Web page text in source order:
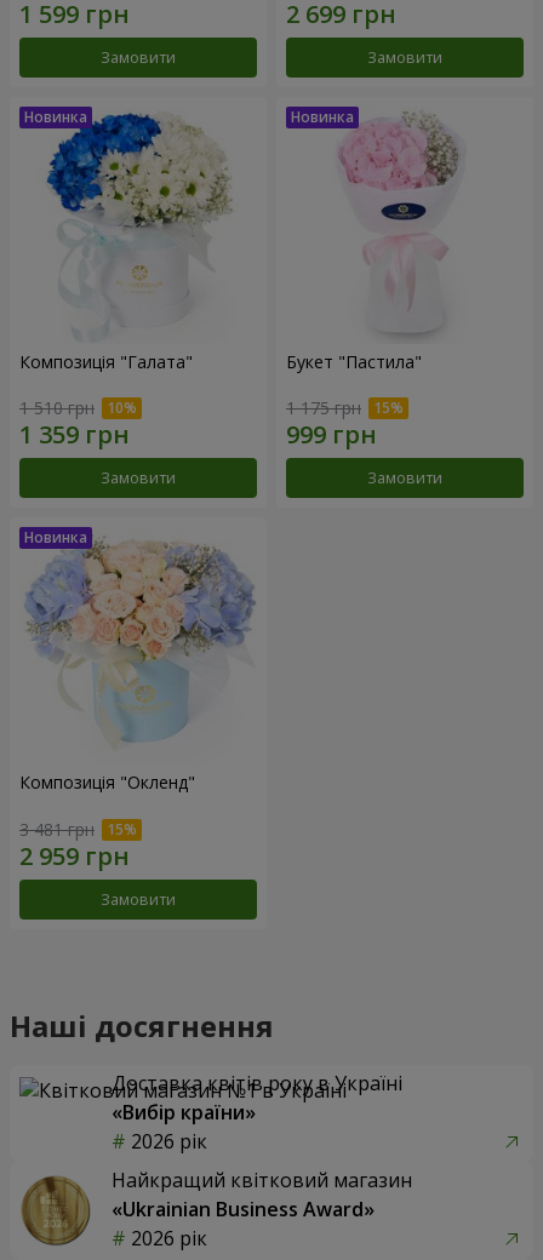
Замовити Замовити
Композиція "Галата"
1 510 грн
Замовити
Букет "Пастила"
1 175 грн
Замовити
Композиція "Окленд"
3 481 грн
Замовити
Наші досягнення
Доставка квітів року в Україні
«Вибір країни»
2026 рік
Найкращий квітковий магазин
«Ukrainian Business Award»
2026 рік